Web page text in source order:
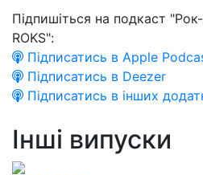
Підпишіться на подкаст
ROKS":
Підписатись в Apple
Підписатись в Deezer
Підписатись в інших
Інші випуски